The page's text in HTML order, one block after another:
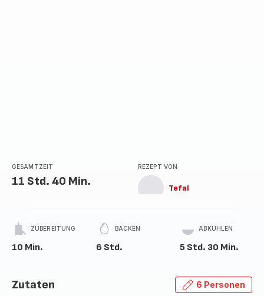
GESAMTZEIT
11 Std. 40 Min.
REZEPT VON
Tefal
ZUBEREITUNG
10 Min.
BACKEN
6 Std.
ABKÜHLEN
5 Std. 30 Min.
Zutaten 6 Personen